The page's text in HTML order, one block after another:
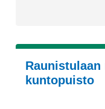
kuntopuisto